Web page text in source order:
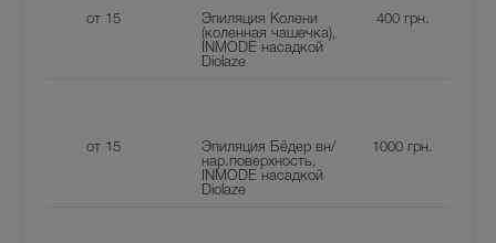
от 15
Эпиляция Колени
(коленная чашечка),
INMODE насадкой
Diolaze
400грн.
от 15
Эпиляция Бёдер вн/
нар.поверхность,
INMODE насадкой
Diolaze
1000 грн.